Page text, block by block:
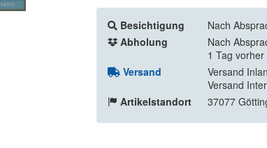
Besichtigung
Nach
Abholung
Nach
1 Tag vorher
Versand
Versand
Versand
Artikelstandort
37077